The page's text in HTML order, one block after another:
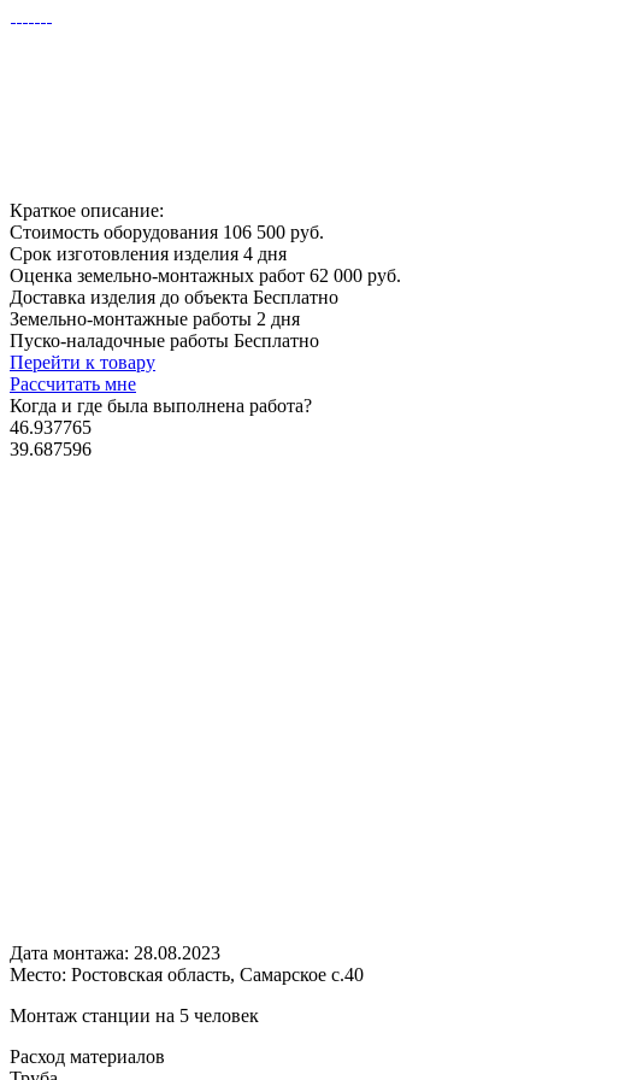
Краткое описание:
Стоимость оборудования 106 500 руб.
Срок изготовления изделия 4 дня
Оценка земельно-монтажных работ 62 000 руб.
Доставка изделия до объекта Бесплатно
Земельно-монтажные работы 2 дня
Пуско-наладочные работы Бесплатно
Перейти к товару
Рассчитать мне
Когда и где была выполнена работа?
46.937765
39.687596
Дата монтажа: 28.08.2023
Место: Ростовская область, Самарское с.40
Монтаж станции на 5 человек
Расход материалов